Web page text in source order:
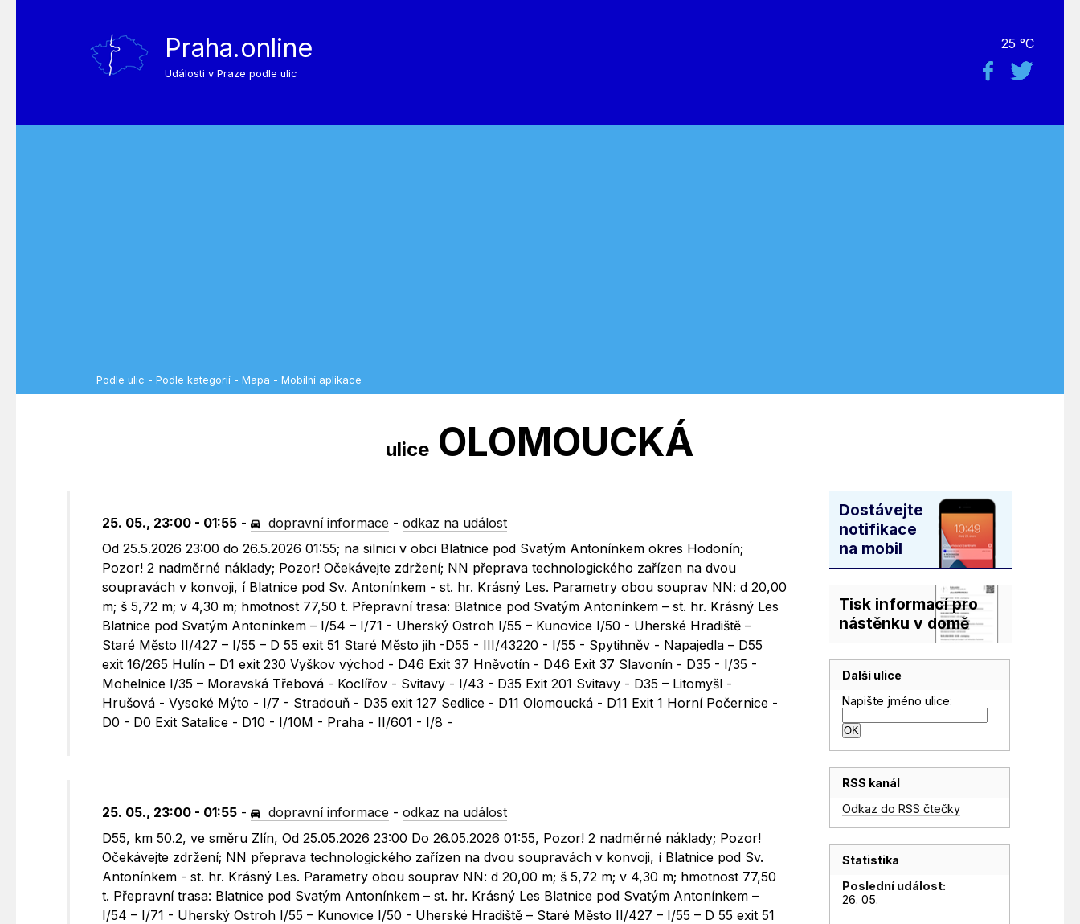
Praha.online
Události v Praze podle ulic
25 °C
Podle ulic - Podle kategorií - Mapa - Mobilní aplikace
ulice OLOMOUCKÁ
25. 05., 23:00 - 01:55 - dopravní informace -odkaz na událost
Od 25.5.2026 23:00 do 26.5.2026 01:55; na silnici v obci Blatnice pod Svatým Antonínkem okres Hodonín;
Pozor! 2 nadměrné náklady; Pozor! Očekávejte zdržení; NN přeprava technologického zařízen na dvou
soupravách v konvoji, í Blatnice pod Sv. Antonínkem - st. hr. Krásný Les. Parametry obou souprav NN: d 20,00
m; š 5,72 m; v 4,30 m; hmotnost 77,50 t. Přepravní trasa: Blatnice pod Svatým Antonínkem – st. hr. Krásný Les
Blatnice pod Svatým Antonínkem – I/54 – I/71 - Uherský Ostroh I/55 – Kunovice I/50 - Uherské Hradiště –
Staré Město II/427 – I/55 – D 55 exit 51 Staré Město jih -D55 - III/43220 - I/55 - Spytihněv - Napajedla – D55
exit 16/265 Hulín – D1 exit 230 Vyškov východ - D46 Exit 37 Hněvotín - D46 Exit 37 Slavonín - D35 - I/35 -
Mohelnice I/35 – Moravská Třebová - Koclířov - Svitavy - I/43 - D35 Exit 201 Svitavy - D35 – Litomyšl -
Hrušová - Vysoké Mýto - I/7 - Stradouň - D35 exit 127 Sedlice - D11 Olomoucká - D11 Exit 1 Horní Počernice -
D0 - D0 Exit Satalice - D10 - I/10M - Praha - II/601 - I/8 -
25. 05., 23:00 - 01:55 - dopravní informace -odkaz na událost
D55, km 50.2, ve směru Zlín, Od 25.05.2026 23:00 Do 26.05.2026 01:55, Pozor! 2 nadměrné náklady; Pozor!
Očekávejte zdržení; NN přeprava technologického zařízen na dvou soupravách v konvoji, í Blatnice pod Sv.
Antonínkem - st. hr. Krásný Les. Parametry obou souprav NN: d 20,00 m; š 5,72 m; v 4,30 m; hmotnost 77,50
t. Přepravní trasa: Blatnice pod Svatým Antonínkem – st. hr. Krásný Les Blatnice pod Svatým Antonínkem –
I/54 – I/71 - Uherský Ostroh I/55 – Kunovice I/50 - Uherské Hradiště – Staré Město II/427 – I/55 – D 55 exit 51
Dostávejte
notifikace
na mobil
Tisk informací pro
nástěnku v domě
Další ulice
Napište jméno ulice:
RSS kanál
Odkaz do RSS čtečky
Statistika
Poslední událost:
26. 05.